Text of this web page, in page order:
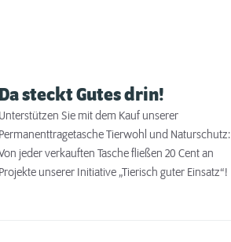
Da steckt Gutes drin!
Unterstützen Sie mit dem Kauf unserer
Permanenttragetasche Tierwohl und Naturschutz:
jeder verkauften Tasche fließen 20 Cent an
Projekte unserer Initiative „Tierisch guter Einsatz“!